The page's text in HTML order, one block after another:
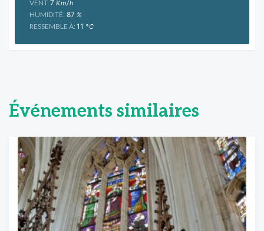
VENT: 7 Km/h
HUMIDITÉ: 87 %
RESSEMBLE À: 11 °C
Événements similaires